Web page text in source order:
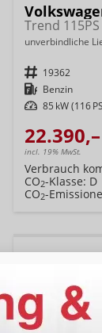
unverbindliche
Fahrzeugnr. 19362
Kraftstoff Benzin
Leistung 85 kW (116
incl. 19% MwSt.
Verbrauch
CO2-Klasse: D
CO2-